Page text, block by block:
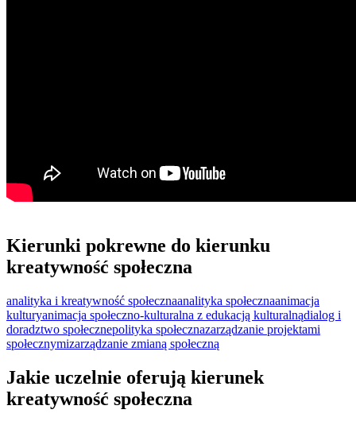
Kierunki pokrewne do kierunku
kreatywność społeczna
analityka i kreatywność społecznaanalityka społecznaanimacja
kulturyanimacja społeczno-kulturalna z edukacją kulturalnądialog i
doradztwo społecznepolityka społecznazarządzanie projektami
społecznymizarządzanie zmianą społeczną
Jakie uczelnie oferują kierunek
kreatywność społeczna